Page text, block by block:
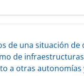
de una situación de
de
a otras autonomías